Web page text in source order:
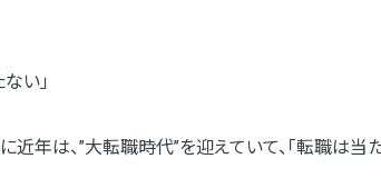
い」
年は、”大転職時代”を迎えていて、「転職は当